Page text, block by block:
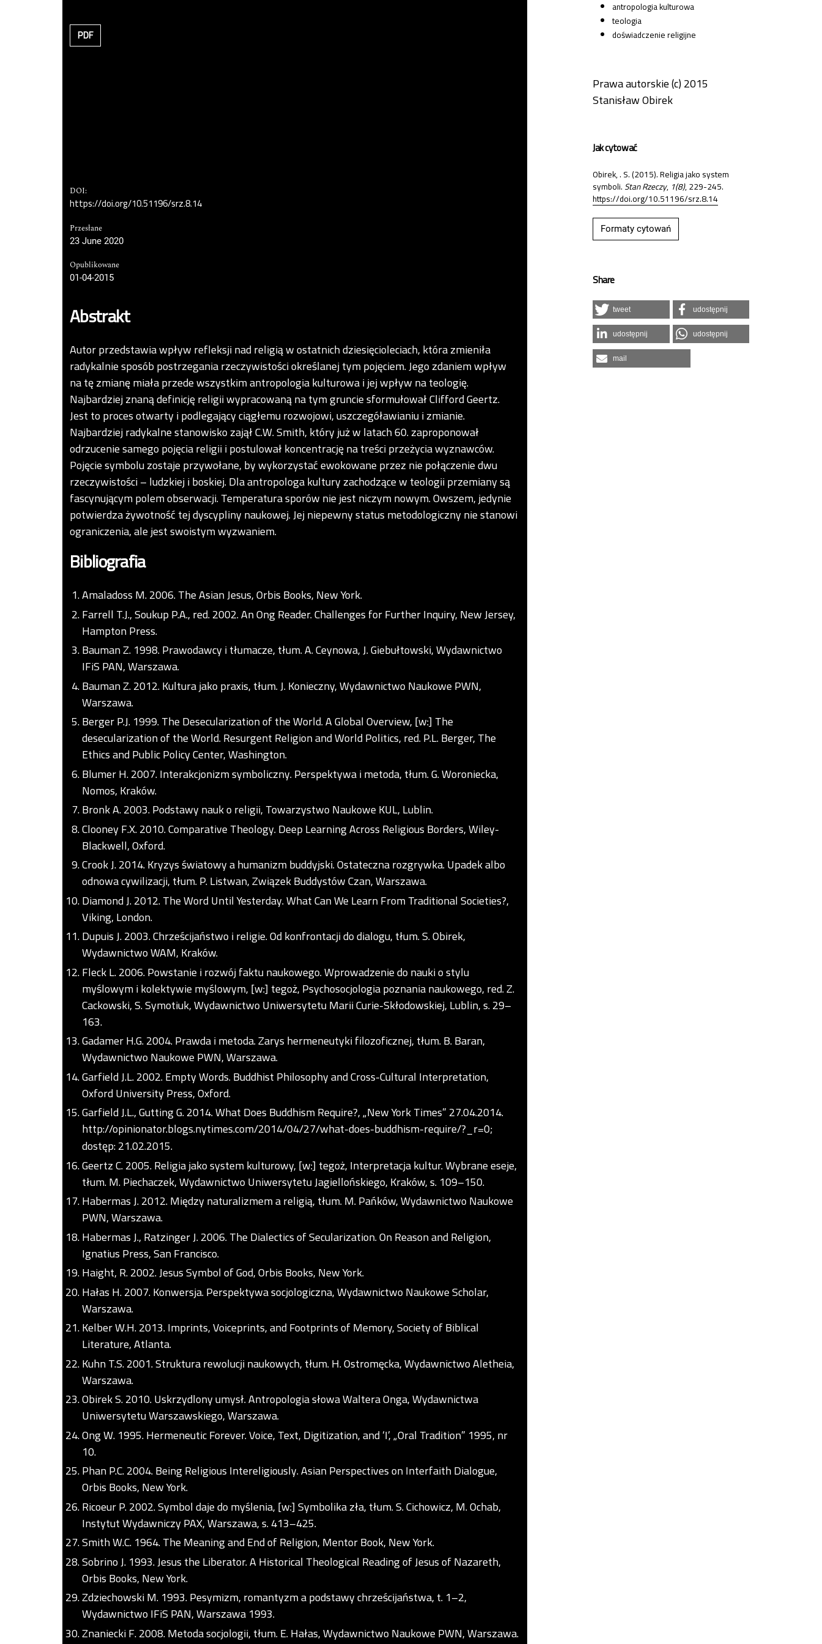
PDF
DOI:
https://doi.org/10.51196/srz.8.14
Przesłane
23 June 2020
Opublikowane
01-04-2015
Abstrakt
Autor przedstawia wpływ refleksji nad religią w ostatnich dziesięcioleciach, która zmieniła
radykalnie sposób postrzegania rzeczywistości określanej tym pojęciem. Jego zdaniem wpływ
na tę zmianę miała przede wszystkim antropologia kulturowa i jej wpływ na teologię.
Najbardziej znaną definicję religii wypracowaną na tym gruncie sformułował Clifford Geertz.
Jest to proces otwarty i podlegający ciągłemu rozwojowi, uszczegóławianiu i zmianie.
Najbardziej radykalne stanowisko zajął C.W. Smith, który już w latach 60. zaproponował
odrzucenie samego pojęcia religii i postulował koncentrację na treści przeżycia wyznawców.
Pojęcie symbolu zostaje przywołane, by wykorzystać ewokowane przez nie połączenie dwu
rzeczywistości – ludzkiej i boskiej. Dla antropologa kultury zachodzące w teologii przemiany są
fascynującym polem obserwacji. Temperatura sporów nie jest niczym nowym. Owszem, jedynie
potwierdza żywotność tej dyscypliny naukowej. Jej niepewny status metodologiczny nie stanowi
ograniczenia, ale jest swoistym wyzwaniem.
Bibliografia
Amaladoss M. 2006. The Asian Jesus, Orbis Books, New York.
Farrell T.J., Soukup P.A., red. 2002. An Ong Reader. Challenges for Further Inquiry, New Jersey,
Hampton Press.
Bauman Z. 1998. Prawodawcy i tłumacze, tłum. A. Ceynowa, J. Giebułtowski, Wydawnictwo
IFiS PAN, Warszawa.
Bauman Z. 2012. Kultura jako praxis, tłum. J. Konieczny, Wydawnictwo Naukowe PWN,
Warszawa.
Berger P.J. 1999. The Desecularization of the World. A Global Overview, [w:] The
desecularization of the World. Resurgent Religion and World Politics, red. P.L. Berger, The
Ethics and Public Policy Center, Washington.
Blumer H. 2007. Interakcjonizm symboliczny. Perspektywa i metoda, tłum. G. Woroniecka,
Nomos, Kraków.
Bronk A. 2003. Podstawy nauk o religii, Towarzystwo Naukowe KUL, Lublin.
Clooney F.X. 2010. Comparative Theology. Deep Learning Across Religious Borders, Wiley-
Blackwell, Oxford.
Crook J. 2014. Kryzys światowy a humanizm buddyjski. Ostateczna rozgrywka. Upadek albo
odnowa cywilizacji, tłum. P. Listwan, Związek Buddystów Czan, Warszawa.
Diamond J. 2012. The Word Until Yesterday. What Can We Learn From Traditional Societies?,
Viking, London.
Dupuis J. 2003. Chrześcijaństwo i religie. Od konfrontacji do dialogu, tłum. S. Obirek,
Wydawnictwo WAM, Kraków.
Fleck L. 2006. Powstanie i rozwój faktu naukowego. Wprowadzenie do nauki o stylu
myślowym i kolektywie myślowym, [w:] tegoż, Psychosocjologia poznania naukowego, red. Z.
Cackowski, S. Symotiuk, Wydawnictwo Uniwersytetu Marii Curie-Skłodowskiej, Lublin, s. 29–
163.
Gadamer H.G. 2004. Prawda i metoda. Zarys hermeneutyki filozoficznej, tłum. B. Baran,
Wydawnictwo Naukowe PWN, Warszawa.
Garfield J.L. 2002. Empty Words. Buddhist Philosophy and Cross-Cultural Interpretation,
Oxford University Press, Oxford.
Garfield J.L., Gutting G. 2014. What Does Buddhism Require?, „New York Times” 27.04.2014.
http://opinionator.blogs.nytimes.com/2014/04/27/what-does-buddhism-require/?_r=0;
dostęp: 21.02.2015.
Geertz C. 2005. Religia jako system kulturowy, [w:] tegoż, Interpretacja kultur. Wybrane eseje,
tłum. M. Piechaczek, Wydawnictwo Uniwersytetu Jagiellońskiego, Kraków, s. 109–150.
Habermas J. 2012. Między naturalizmem a religią, tłum. M. Pańków, Wydawnictwo Naukowe
PWN, Warszawa.
Habermas J., Ratzinger J. 2006. The Dialectics of Secularization. On Reason and Religion,
Ignatius Press, San Francisco.
Haight, R. 2002. Jesus Symbol of God, Orbis Books, New York.
Hałas H. 2007. Konwersja. Perspektywa socjologiczna, Wydawnictwo Naukowe Scholar,
Warszawa.
Kelber W.H. 2013. Imprints, Voiceprints, and Footprints of Memory, Society of Biblical
Literature, Atlanta.
Kuhn T.S. 2001. Struktura rewolucji naukowych, tłum. H. Ostromęcka, Wydawnictwo Aletheia,
Warszawa.
Obirek S. 2010. Uskrzydlony umysł. Antropologia słowa Waltera Onga, Wydawnictwa
Uniwersytetu Warszawskiego, Warszawa.
Ong W. 1995. Hermeneutic Forever. Voice, Text, Digitization, and ‘I’, „Oral Tradition” 1995, nr
10.
Phan P.C. 2004. Being Religious Intereligiously. Asian Perspectives on Interfaith Dialogue,
Orbis Books, New York.
Ricoeur P. 2002. Symbol daje do myślenia, [w:] Symbolika zła, tłum. S. Cichowicz, M. Ochab,
Instytut Wydawniczy PAX, Warszawa, s. 413–425.
Smith W.C. 1964. The Meaning and End of Religion, Mentor Book, New York.
Sobrino J. 1993. Jesus the Liberator. A Historical Theological Reading of Jesus of Nazareth,
Orbis Books, New York.
Zdziechowski M. 1993. Pesymizm, romantyzm a podstawy chrześcijaństwa, t. 1–2,
Wydawnictwo IFiS PAN, Warszawa 1993.
Znaniecki F. 2008. Metoda socjologii, tłum. E. Hałas, Wydawnictwo Naukowe PWN, Warszawa.
antropologia kulturowa
teologia
doświadczenie religijne
Prawa autorskie (c) 2015
Stanisław Obirek
Jak cytować
Obirek, . S. (2015). Religia jako system
symboli.Stan Rzeczy, 1(8), 229-245.
https://doi.org/10.51196/srz.8.14
Formaty cytowań
Share
tweet udostępnij
udostępnij udostępnij
mail